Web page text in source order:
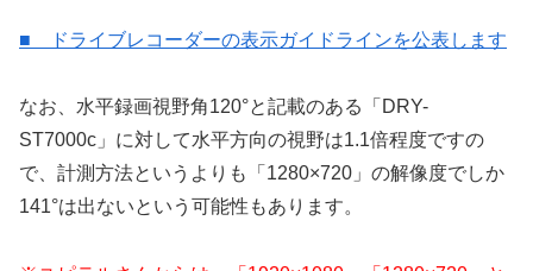
■ ドライブレコーダーの表示ガイドラインを公表します
なお、水平録画視野角120°と記載のある「DRY-
ST7000c」に対して水平方向の視野は1.1倍程度ですの
で、計測方法というよりも「1280×720」の解像度でしか
141°は出ないという可能性もあります。